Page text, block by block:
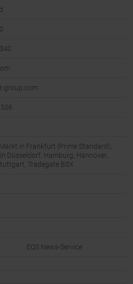
group.com
in Frankfurt (Prime Standard);
Düsseldorf, Hamburg, Hannover,
Tradegate BSX
EQS News-Service